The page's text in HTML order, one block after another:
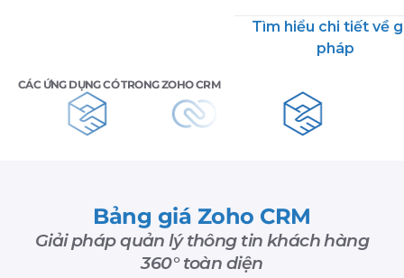
Tìm hiểu chi tiết về
pháp
CÁC ỨNG DỤNG CÓ TRONG ZOHO CRM
Bảng giá Zoho CRM
Giải pháp quản lý thông tin khách hàng
360° toàn diện